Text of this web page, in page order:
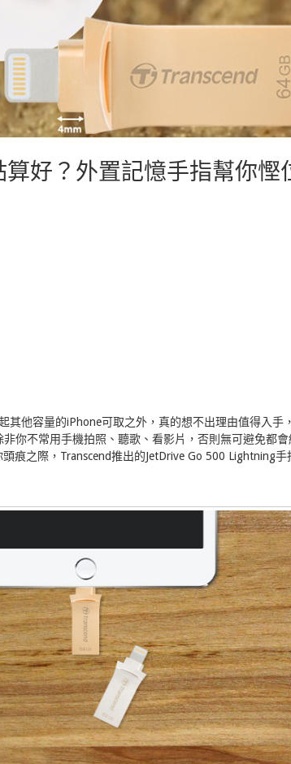
算好？外置記憶手指幫你慳
其他容量的iPhone可取之外，真的想不出理由值得入手
你不常用手機拍照、聽歌、看影片，否則無可避免都
痕之際，Transcend推出的JetDrive Go 500 Lightning手